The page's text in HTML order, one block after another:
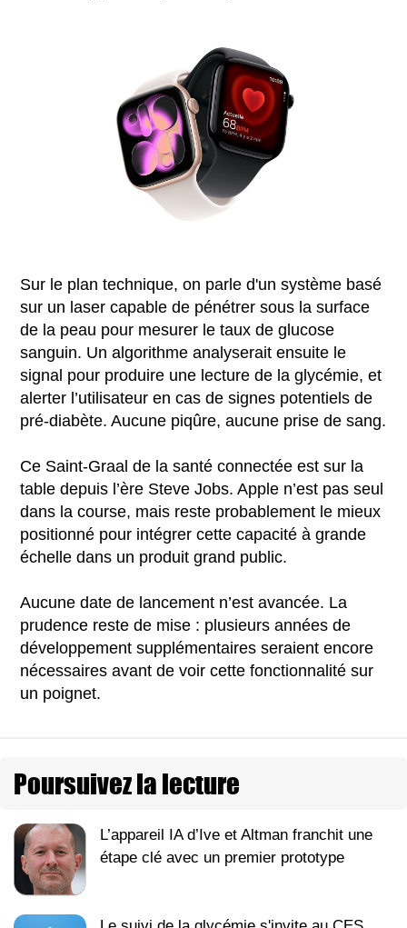
Sur le plan technique, on parle d'un système basé
sur un laser capable de pénétrer sous la surface
de la peau pour mesurer le taux de glucose
sanguin. Un algorithme analyserait ensuite le
signal pour produire une lecture de la glycémie, et
alerter l’utilisateur en cas de signes potentiels de
pré-diabète. Aucune piqûre, aucune prise de sang.
Ce Saint-Graal de la santé connectée est sur la
table depuis l’ère Steve Jobs. Apple n’est pas seul
dans la course, mais reste probablement le mieux
positionné pour intégrer cette capacité à grande
échelle dans un produit grand public.
Aucune date de lancement n’est avancée. La
prudence reste de mise : plusieurs années de
développement supplémentaires seraient encore
nécessaires avant de voir cette fonctionnalité sur
un poignet.
Poursuivez la lecture
L’appareil IA d’Ive et Altman franchit une
étape clé avec un premier prototype